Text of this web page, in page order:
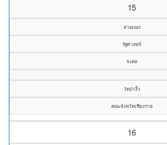
15
สามเณร
รัฐศาสตร์
จะตอ
วัดป่างิ้ว
คณะจังหวัดเชียงราย
16